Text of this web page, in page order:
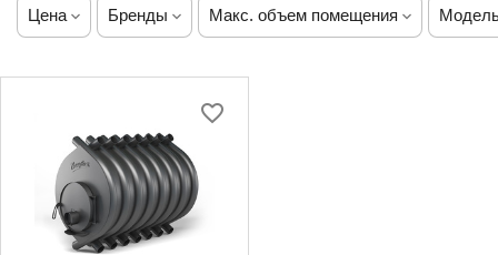
Цена Бренды Макс. объем помещения